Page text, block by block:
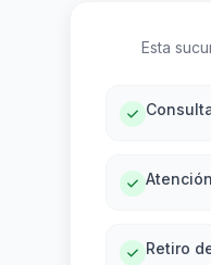
Esta
Retiro